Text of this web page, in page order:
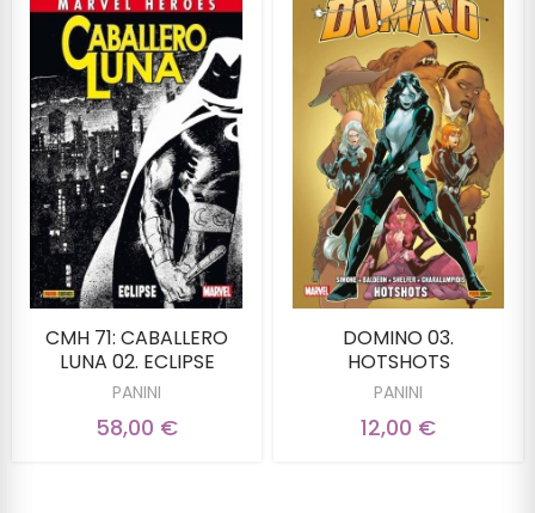
CMH 71: CABALLERO
LUNA 02. ECLIPSE
PANINI
58,00 €
DOMINO 03.
HOTSHOTS
PANINI
12,00 €